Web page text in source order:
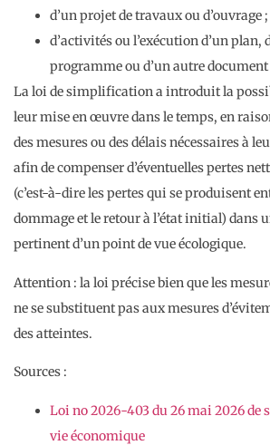
d’un projet de travaux ou d’ouvrage ;
d’activités ou l’exécution d’un plan,
programme ou d’un autre
La loi de simplification a introduit la
leur mise en œuvre dans le temps, en
des mesures ou des délais nécessaires à
afin de compenser d’éventuelles pertes
(c’est-à-dire les pertes qui se produisent
dommage et le retour à l’état initial) dans
pertinent d’un point de vue écologique.
Attention : la loi précise bien que les
ne se substituent pas aux mesures
des atteintes.
Sources :
Loi no 2026-403 du 26 mai 2026 de
vie économique